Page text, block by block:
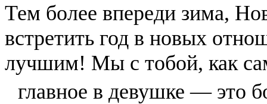
Тем более впереди зима,
встретить год в новых
лучшим! Мы с тобой, как
главное в девушке — это